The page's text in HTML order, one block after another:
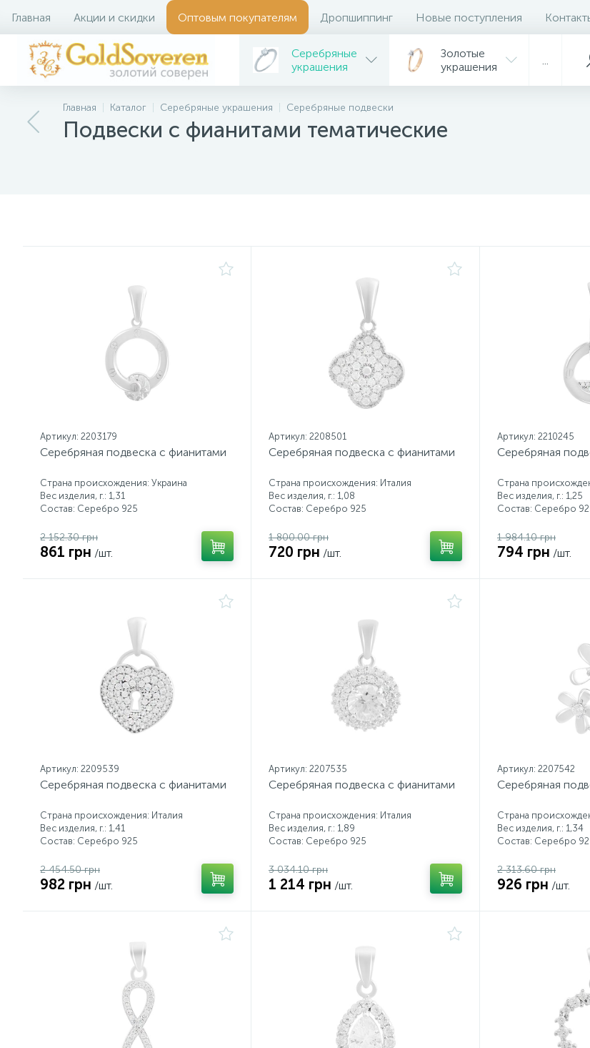
Главная Акции и скидки Оптовым покупателям Дропшиппинг Новые поступления
Серебряные
украшения
Золотые
украшения
Главная Каталог Серебряные украшения Серебряные подвески
Подвески с фианитами тематические
Артикул: 2203179
Серебряная подвеска с фианитами
Страна происхождения: Украина
Вес изделия, г.: 1,31
Состав: Серебро 925
2 152.30 грн
861 грн /шт.
Артикул: 2208501
Серебряная подвеска с фианитами
Страна происхождения: Италия
Вес изделия, г.: 1,08
Состав: Серебро 925
1 800.00 грн
720 грн /шт.
Артикул: 2210245
Серебряная
Страна
Вес изделия, г.: 1,25
Состав: Серебро
1 984.10 грн
794 грн /шт.
Артикул: 2209539
Серебряная подвеска с фианитами
Страна происхождения: Италия
Вес изделия, г.: 1,41
Состав: Серебро 925
2 454.50 грн
982 грн /шт.
Артикул: 2207535
Серебряная подвеска с фианитами
Страна происхождения: Италия
Вес изделия, г.: 1,89
Состав: Серебро 925
3 034.10 грн
1 214 грн /шт.
Артикул: 2207542
Серебряная
Страна
Вес изделия, г.: 1,34
Состав: Серебро
2 313.60 грн
926 грн /шт.